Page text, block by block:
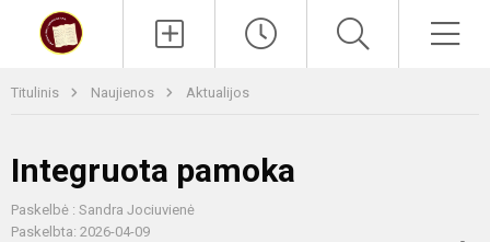
Titulinis Naujienos Aktualijos
Integruota pamoka
Paskelbė : Sandra Jociuvienė
Paskelbta: 2026-04-09